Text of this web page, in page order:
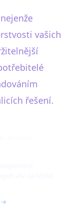
vašich
řešení.
→